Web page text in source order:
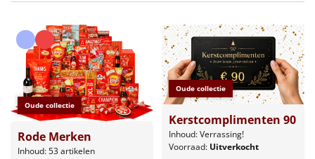
Vrouwen
Duurzaam
Leuke
Goedkope
Oude collectie
Rode Merken
Inhoud: 53 artikelen
Oude collectie
Kerstcomplimenten 90
Inhoud: Verrassing!
Voorraad: Uitverkocht